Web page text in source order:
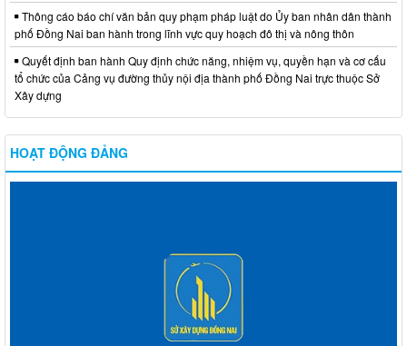
Thông cáo báo chí văn bản quy phạm pháp luật do Ủy ban nhân dân thành
phố Đồng Nai ban hành trong lĩnh vực quy hoạch đô thị và nông thôn
Quyết định ban hành Quy định chức năng, nhiệm vụ, quyền hạn và cơ cấu
tổ chức của Cảng vụ đường thủy nội địa thành phố Đồng Nai trực thuộc Sở
Xây dựng
HOẠT ĐỘNG ĐẢNG